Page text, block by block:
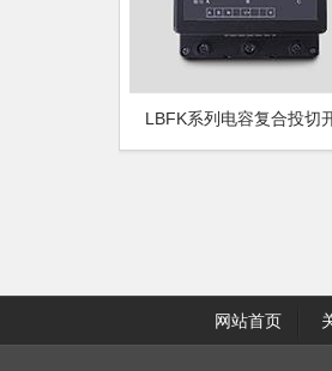
LBFK系列电容复合投切
网站首页